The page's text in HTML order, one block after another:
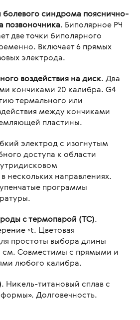
синдрома пояснично-
позвоночника. Биполярное РЧ
две точки биполярного
Включает 6 прямых
электрода.
воздействия на диск. Два
кончиками 20 калибра. G4
термального или
между кончиками
пластины.
электрод с изогнутым
доступа к области
нескольких направлениях.
программы
с термопарой (ТС).
◦t. Цветовая
простоты выбора длины
см. Совместимы с прямыми и
любого калибра.
. Никель-титановый сплав с
Долговечность.